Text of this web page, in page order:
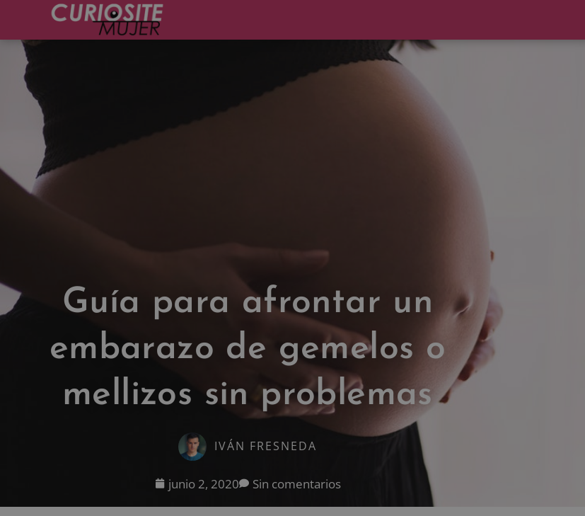
Guía para afrontar un
embarazo de gemelos o
mellizos sin problemas
IVÁN FRESNEDA
junio 2, 2020 Sin comentarios